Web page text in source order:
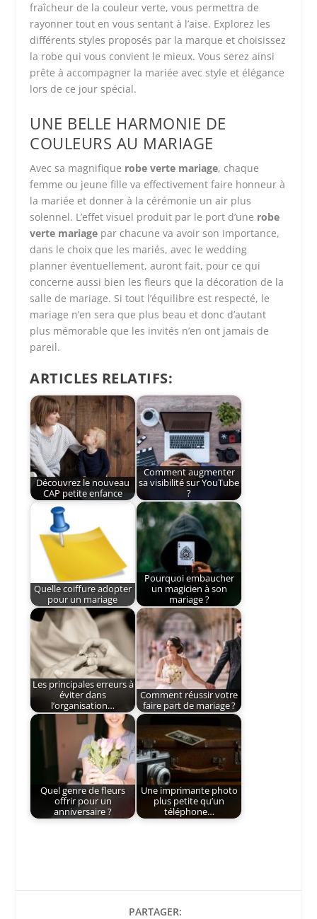
fraîcheur de la couleur verte, vous permettra de
rayonner tout en vous sentant à l’aise. Explorez les
différents styles proposés par la marque et choisissez
la robe qui vous convient le mieux. Vous serez ainsi
prête à accompagner la mariée avec style et élégance
lors de ce jour spécial.
UNE BELLE HARMONIE DE
COULEURS AU MARIAGE
Avec sa magnifique robe verte mariage, chaque
femme ou jeune fille va effectivement faire honneur à
la mariée et donner à la cérémonie un air plus
solennel. L’effet visuel produit par le port d’une robe
verte mariage par chacune va avoir son importance,
dans le choix que les mariés, avec le wedding
planner éventuellement, auront fait, pour ce qui
concerne aussi bien les fleurs que la décoration de la
salle de mariage. Si tout l’équilibre est respecté, le
mariage n’en sera que plus beau et donc d’autant
plus mémorable que les invités n’en ont jamais de
pareil.
ARTICLES RELATIFS:
Découvrez le nouveau
CAP petite enfance
Comment augmenter
sa visibilité sur YouTube
?
Quelle coiffure adopter
pour un mariage
Pourquoi embaucher
un magicien à son
mariage ?
Les principales erreurs à
éviter dans
l’organisation…
Comment réussir votre
faire part de mariage ?
Quel genre de fleurs
offrir pour un
anniversaire ?
Une imprimante photo
plus petite qu’un
téléphone…
PARTAGER: